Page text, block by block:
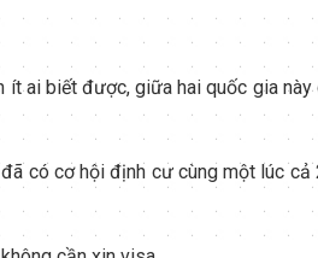
ai biết được, giữa hai quốc gia này
có cơ hội định cư cùng một lúc cả